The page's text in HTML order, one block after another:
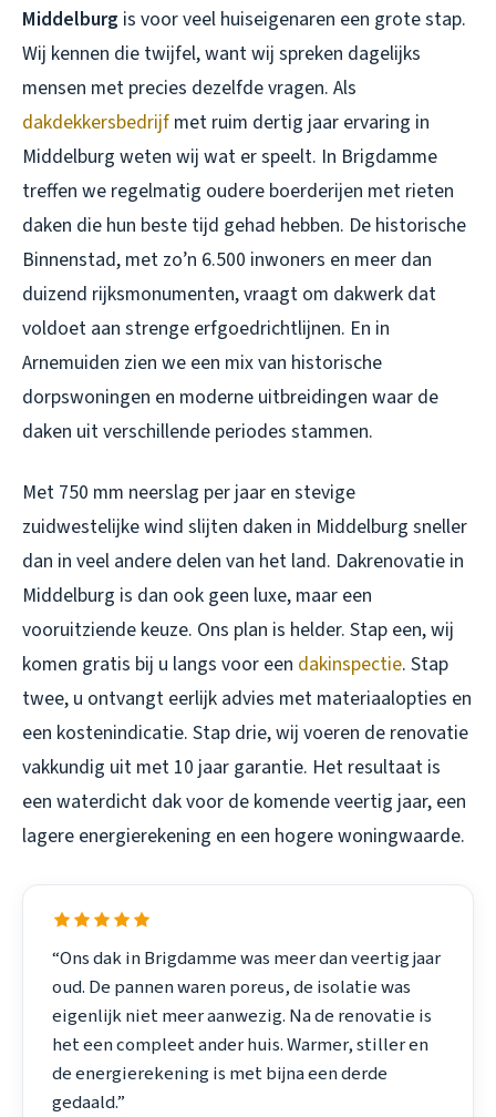
Middelburg is voor veel huiseigenaren een grote stap.
Wij kennen die twijfel, want wij spreken dagelijks
mensen met precies dezelfde vragen. Als
dakdekkersbedrijf met ruim dertig jaar ervaring in
Middelburg weten wij wat er speelt. In Brigdamme
treffen we regelmatig oudere boerderijen met rieten
daken die hun beste tijd gehad hebben. De historische
Binnenstad, met zo’n 6.500 inwoners en meer dan
duizend rijksmonumenten, vraagt om dakwerk dat
voldoet aan strenge erfgoedrichtlijnen. En in
Arnemuiden zien we een mix van historische
dorpswoningen en moderne uitbreidingen waar de
daken uit verschillende periodes stammen.
Met 750 mm neerslag per jaar en stevige
zuidwestelijke wind slijten daken in Middelburg sneller
dan in veel andere delen van het land. Dakrenovatie in
Middelburg is dan ook geen luxe, maar een
vooruitziende keuze. Ons plan is helder. Stap een, wij
komen gratis bij u langs voor een dakinspectie. Stap
twee, u ontvangt eerlijk advies met materiaalopties en
een kostenindicatie. Stap drie, wij voeren de renovatie
vakkundig uit met 10 jaar garantie. Het resultaat is
een waterdicht dak voor de komende veertig jaar, een
lagere energierekening en een hogere woningwaarde.
“Ons dak in Brigdamme was meer dan veertig jaar
oud. De pannen waren poreus, de isolatie was
eigenlijk niet meer aanwezig. Na de renovatie is
het een compleet ander huis. Warmer, stiller en
de energierekening is met bijna een derde
gedaald.”